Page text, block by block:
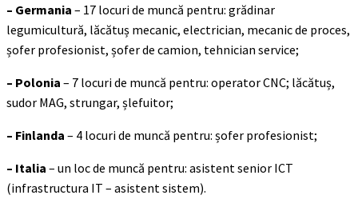
– Germania – 17 locuri de muncă pentru: grădinar
legumicultură, lăcătuș mecanic, electrician, mecanic de proces,
șofer profesionist, șofer de camion, tehnician service;
– Polonia – 7 locuri de muncă pentru: operator CNC; lăcătuș,
sudor MAG, strungar, șlefuitor;
– Finlanda – 4 locuri de muncă pentru: șofer profesionist;
– Italia – un loc de muncă pentru: asistent senior ICT
(infrastructura IT – asistent sistem).